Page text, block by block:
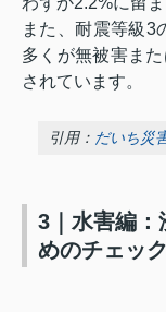
また、耐震等級3
多くが無被害ま
されています。
引用： だいち災
3｜水害編：
めのチェッ